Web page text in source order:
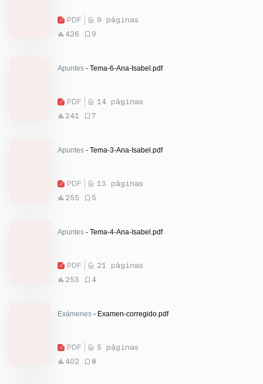
PDF
9 páginas
426
9
Apuntes - Tema-6-Ana-Isabel.pdf
PDF
14 páginas
241
7
Apuntes - Tema-3-Ana-Isabel.pdf
PDF
13 páginas
255
5
Apuntes - Tema-4-Ana-Isabel.pdf
PDF
21 páginas
253
4
Exámenes - Examen-corregido.pdf
PDF
5 páginas
402
8